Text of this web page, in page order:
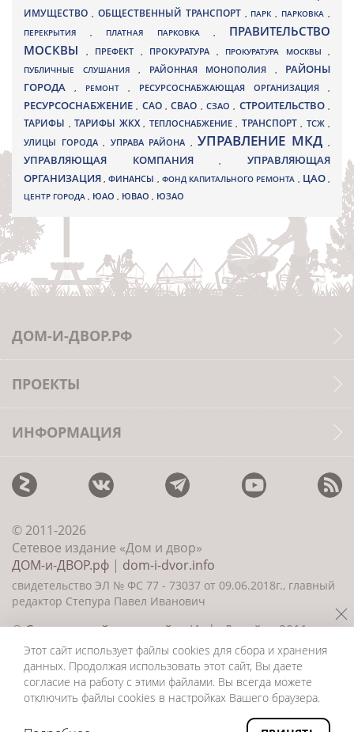
ИМУЩЕСТВО , ОБЩЕСТВЕННЫЙ ТРАНСПОРТ , ПАРК, ПАРКОВКА ,
ПЕРЕКРЫТИЯ , ПЛАТНАЯ ПАРКОВКА , ПРАВИТЕЛЬСТВО
МОСКВЫ
, ПРЕФЕКТ , ПРОКУРАТУРА , ПРОКУРАТУРА МОСКВЫ ,
ПУБЛИЧНЫЕ СЛУШАНИЯ , РАЙОННАЯ МОНОПОЛИЯ , РАЙОНЫ
ГОРОДА
, РЕМОНТ , РЕСУРСОСНАБЖАЮЩАЯ ОРГАНИЗАЦИЯ ,
РЕСУРСОСНАБЖЕНИЕ, САО,СВАО ,СЗАО, СТРОИТЕЛЬСТВО,
ТАРИФЫ , ТАРИФЫ ЖКХ , ТЕПЛОСНАБЖЕНИЕ , ТРАНСПОРТ , ТСЖ ,
УЛИЦЫ ГОРОДА , УПРАВА РАЙОНА , УПРАВЛЕНИЕ МКД ,
УПРАВЛЯЮЩАЯ КОМПАНИЯ,УПРАВЛЯЮЩАЯ
ОРГАНИЗАЦИЯ,ФИНАНСЫ , ФОНД КАПИТАЛЬНОГО РЕМОНТА , ЦАО,
ЦЕНТР ГОРОДА , ЮАО , ЮВАО , ЮЗАО
ДОМ-И-ДВОР.РФ
ПРОЕКТЫ
ИНФОРМАЦИЯ
© 2011-2026
Сетевое издание «Дом и двор»
ДОМ-и-ДВОР.рф | dom-i-dvor.info
свидетельство ЭЛ № ФС 77 - 73037 от 09.06.2018г., главный
редактор Степура Павел Иванович
©Создание сайта и дизайн«ИнфоДизайн» 2011—
2026
Этот сайт использует файлы cookies для сбора и хранения
данных. Продолжая использовать этот сайт, Вы даете
согласие на работу с этими файлами. Вы всегда можете
отключить файлы cookies в настройках Вашего браузера.